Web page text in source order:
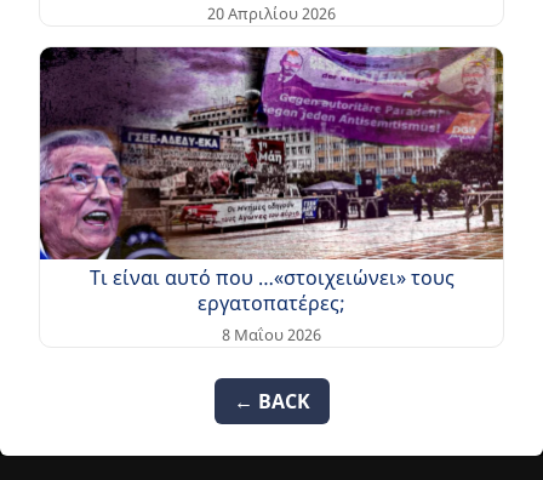
20 Απριλίου 2026
Τι είναι αυτό που …«στοιχειώνει» τους
εργατοπατέρες;
8 Μαΐου 2026
← BACK